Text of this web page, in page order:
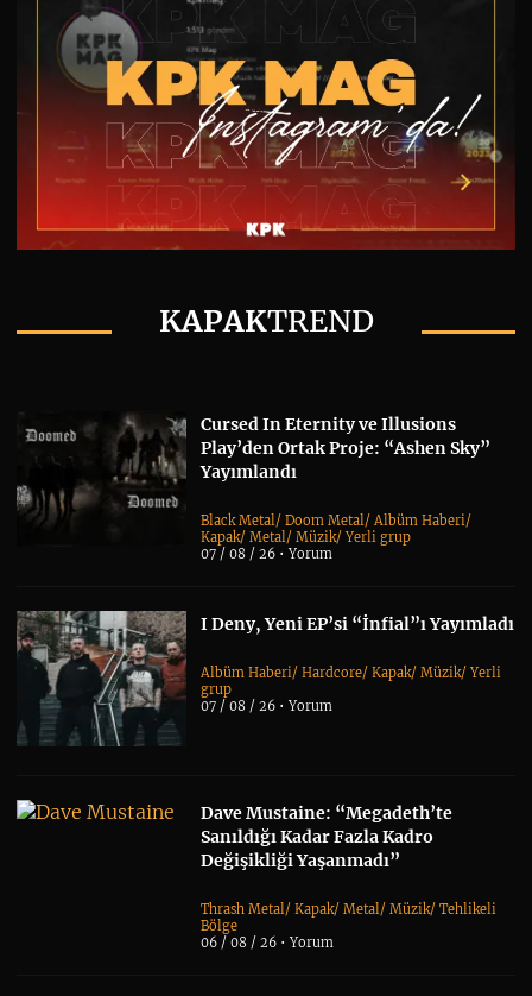
KAPAKTREND
Cursed In Eternity ve Illusions
Play’den Ortak Proje: “Ashen Sky”
Yayımlandı
Black Metal/Doom Metal/Albüm Haberi/
Kapak/Metal/Müzik/Yerli grup
07 / 08 / 26 •Yorum
I Deny, Yeni EP’si “İnfial”ı Yayımladı
Albüm Haberi/Hardcore/Kapak/Müzik/Yerli
grup
07 / 08 / 26 •Yorum
Dave Mustaine: “Megadeth’te
Sanıldığı Kadar Fazla Kadro
Değişikliği Yaşanmadı”
Thrash Metal/Kapak/Metal/Müzik/Tehlikeli
Bölge
06 / 08 / 26 •Yorum